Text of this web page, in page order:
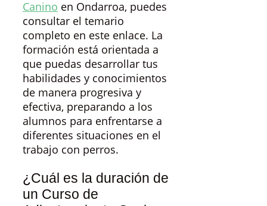
Canino en Ondarroa, puedes
consultar el temario
completo en este enlace. La
formación está orientada a
que puedas desarrollar tus
habilidades y conocimientos
de manera progresiva y
efectiva, preparando a los
alumnos para enfrentarse a
diferentes situaciones en el
trabajo con perros.
¿Cuál es la duración de
un Curso de